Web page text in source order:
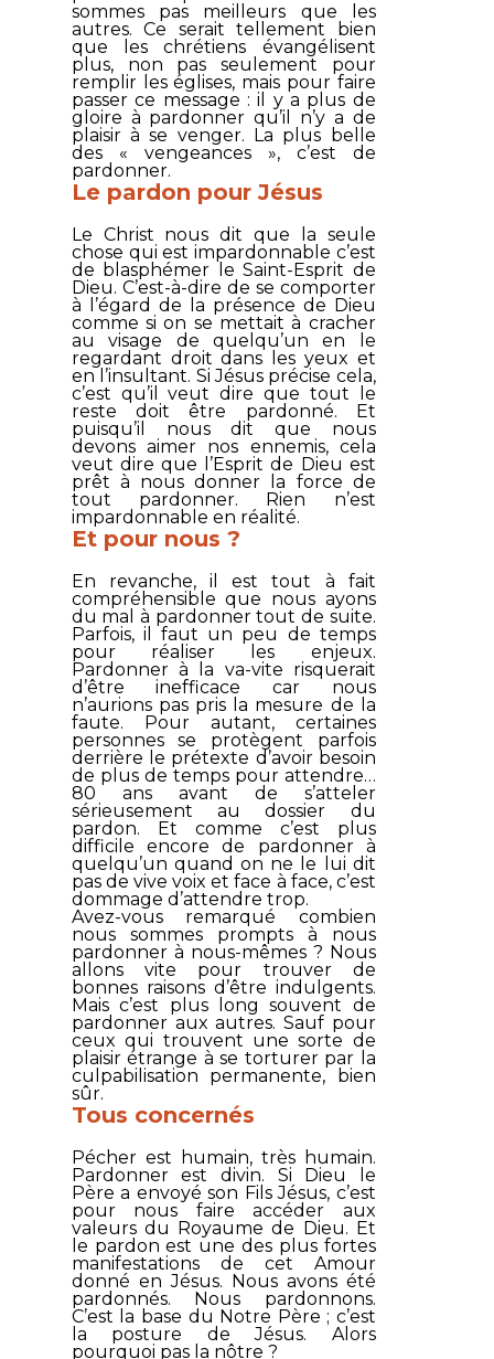
sommes pas meilleurs que les
autres. Ce serait tellement bien
que les chrétiens évangélisent
plus, non pas seulement pour
remplir les églises, mais pour faire
passer ce message : il y a plus de
gloire à pardonner qu’il n’y a de
plaisir à se venger. La plus belle
des « vengeances », c’est de
pardonner.
Le pardon pour Jésus
Le Christ nous dit que la seule
chose qui est impardonnable c’est
de blasphémer le Saint-Esprit de
Dieu. C’est-à-dire de se comporter
à l’égard de la présence de Dieu
comme si on se mettait à cracher
au visage de quelqu’un en le
regardant droit dans les yeux et
en l’insultant. Si Jésus précise cela,
c’est qu’il veut dire que tout le
reste doit être pardonné. Et
puisqu’il nous dit que nous
devons aimer nos ennemis, cela
veut dire que l’Esprit de Dieu est
prêt à nous donner la force de
tout pardonner. Rien n’est
impardonnable en réalité.
Et pour nous ?
En revanche, il est tout à fait
compréhensible que nous ayons
du mal à pardonner tout de suite.
Parfois, il faut un peu de temps
pour réaliser les enjeux.
Pardonner à la va-vite risquerait
d’être inefficace car nous
n’aurions pas pris la mesure de la
faute. Pour autant, certaines
personnes se protègent parfois
derrière le prétexte d’avoir besoin
de plus de temps pour attendre…
80 ans avant de s’atteler
sérieusement au dossier du
pardon. Et comme c’est plus
difficile encore de pardonner à
quelqu’un quand on ne le lui dit
pas de vive voix et face à face, c’est
dommage d’attendre trop.
Avez-vous remarqué combien
nous sommes prompts à nous
pardonner à nous-mêmes ? Nous
allons vite pour trouver de
bonnes raisons d’être indulgents.
Mais c’est plus long souvent de
pardonner aux autres. Sauf pour
ceux qui trouvent une sorte de
plaisir étrange à se torturer par la
culpabilisation permanente, bien
sûr.
Tous concernés
Pécher est humain, très humain.
Pardonner est divin. Si Dieu le
Père a envoyé son Fils Jésus, c’est
pour nous faire accéder aux
valeurs du Royaume de Dieu. Et
le pardon est une des plus fortes
manifestations de cet Amour
donné en Jésus. Nous avons été
pardonnés. Nous pardonnons.
C’est la base du Notre Père ; c’est
la posture de Jésus. Alors
pourquoi pas la nôtre ?